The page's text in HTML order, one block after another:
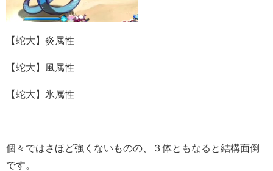
【蛇大】炎属性
【蛇大】風属性
【蛇大】氷属性
個々ではさほど強くないものの、３体ともなると結構面倒
です。